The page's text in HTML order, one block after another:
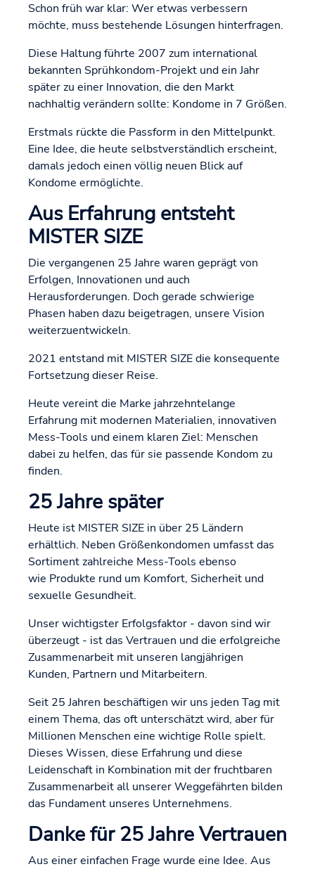
Schon früh war klar: Wer etwas verbessern
möchte, muss bestehende Lösungen hinterfragen.
Diese Haltung führte 2007 zum international
bekannten Sprühkondom-Projekt und ein Jahr
später zu einer Innovation, die den Markt
nachhaltig verändern sollte: Kondome in 7 Größen.
Erstmals rückte die Passform in den Mittelpunkt.
Eine Idee, die heute selbstverständlich erscheint,
damals jedoch einen völlig neuen Blick auf
Kondome ermöglichte.
Aus Erfahrung entsteht
MISTER SIZE
Die vergangenen 25 Jahre waren geprägt von
Erfolgen, Innovationen und auch
Herausforderungen. Doch gerade schwierige
Phasen haben dazu beigetragen, unsere Vision
weiterzuentwickeln.
2021 entstand mit MISTER SIZE die konsequente
Fortsetzung dieser Reise.
Heute vereint die Marke jahrzehntelange
Erfahrung mit modernen Materialien, innovativen
Mess-Tools und einem klaren Ziel: Menschen
dabei zu helfen, das für sie passende Kondom zu
finden.
25 Jahre später
Heute ist MISTER SIZE in über 25 Ländern
erhältlich. Neben Größenkondomen umfasst das
Sortiment zahlreiche Mess-Tools ebenso
wie Produkte rund um Komfort, Sicherheit und
sexuelle Gesundheit.
Unser wichtigster Erfolgsfaktor - davon sind wir
überzeugt - ist das Vertrauen und die erfolgreiche
Zusammenarbeit mit unseren langjährigen
Kunden, Partnern und Mitarbeitern.
Seit 25 Jahren beschäftigen wir uns jeden Tag mit
einem Thema, das oft unterschätzt wird, aber für
Millionen Menschen eine wichtige Rolle spielt.
Dieses Wissen, diese Erfahrung und diese
Leidenschaft in Kombination mit der fruchtbaren
Zusammenarbeit all unserer Weggefährten bilden
das Fundament unseres Unternehmens.
Danke für 25 Jahre Vertrauen
Aus einer einfachen Frage wurde eine Idee. Aus